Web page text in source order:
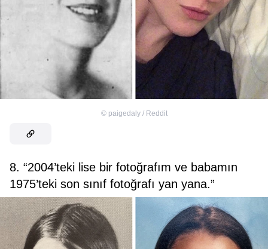
© paigedaly / Reddit
8. “2004’teki lise bir fotoğrafım ve babamın
1975’teki son sınıf fotoğrafı yan yana.”